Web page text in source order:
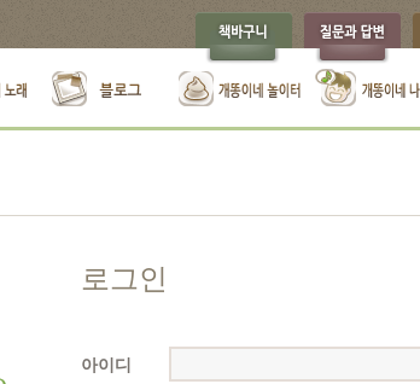
로그인
아이디